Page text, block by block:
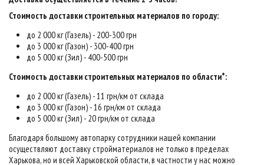
Стоимость доставки строительных материалов по городу:
до 2 000 кг (Газель) - 200-300 грн
до 3 000 кг (Газон) - 300-400 грн
до 5 000 кг (Зил) - 400-500 грн
Стоимость доставки строительных материалов по области*:
до 2 000 кг (Газель) - 11 грн/км от склада
до 3 000 кг (Газон) - 16 грн/км от склада
до 5 000 кг (Зил) - 20 грн/км от склада
Благодаря большому автопарку сотрудники нашей компании
осуществляют доставку стройматериалов не только в пределах
Харькова, но и всей Харьковской области, в частности у нас можно